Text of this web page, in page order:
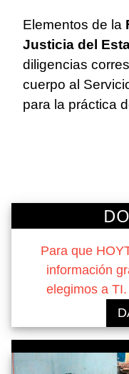
Elementos de la
Justicia del
diligencias
cuerpo al
para la práctica
Para que
información
elegimos a